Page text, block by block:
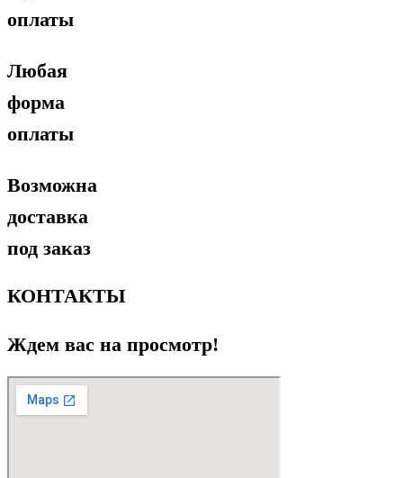
оплаты
Любая
форма
оплаты
Возможна
доставка
под заказ
КОНТАКТЫ
Ждем вас на просмотр!